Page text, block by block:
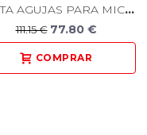
PORTA AGUJAS PARA MICROCIRUGÍA 15CM RECTO
111.15 € 77.80 €